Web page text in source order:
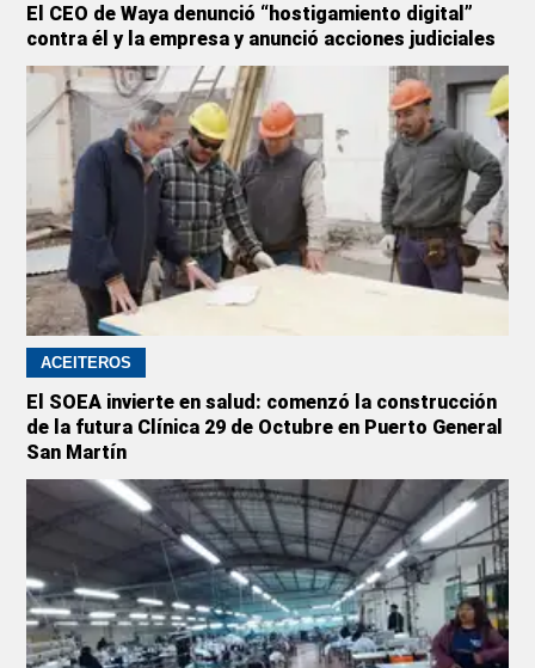
El CEO de Waya denunció “hostigamiento digital”
contra él y la empresa y anunció acciones judiciales
ACEITEROS
El SOEA invierte en salud: comenzó la construcción
de la futura Clínica 29 de Octubre en Puerto General
San Martín